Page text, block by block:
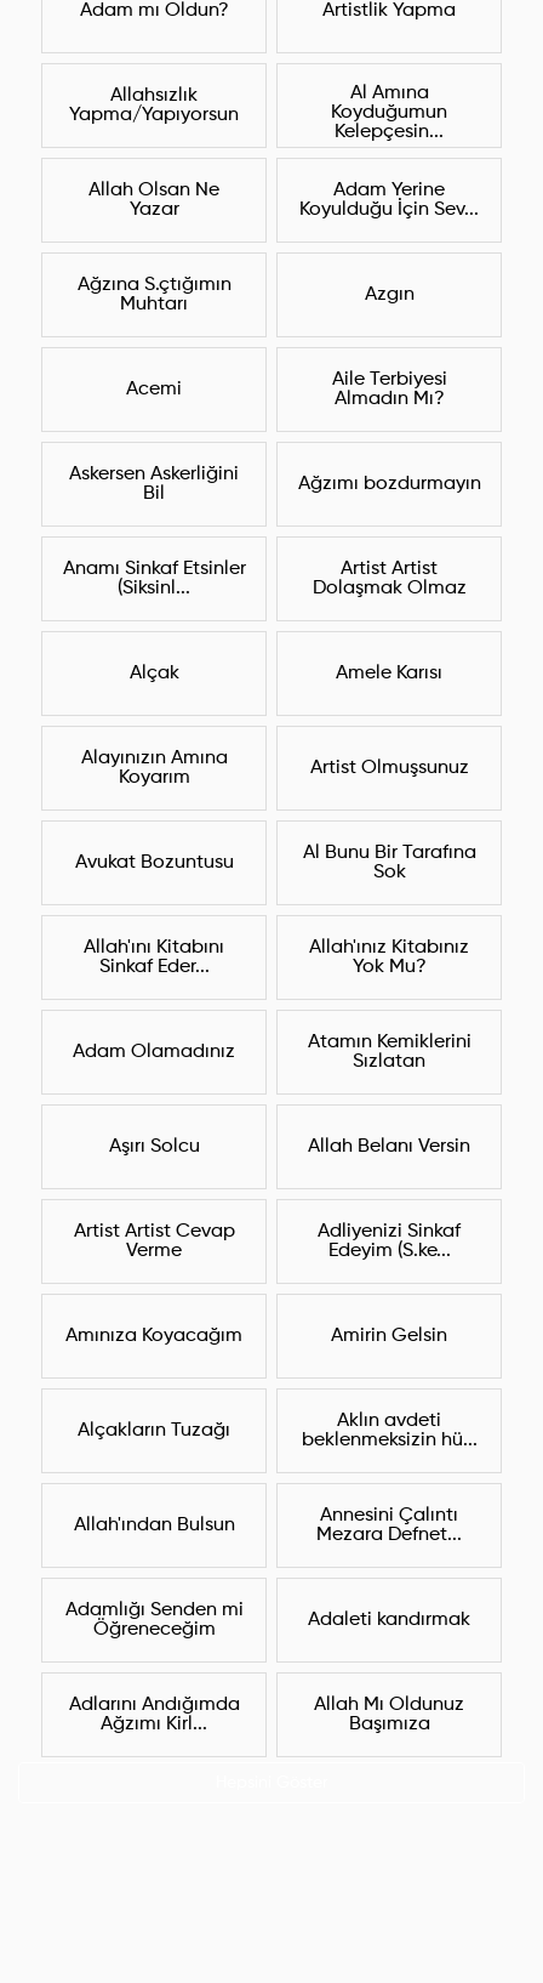
Adam mı Oldun? Artistlik Yapma
Allahsızlık
Yapma/Yapıyorsun
Al Amına
Koyduğumun
Kelepçesin...
Allah Olsan Ne
Yazar
Adam Yerine
Koyulduğu İçin Sev...
Ağzına S.çtığımın
Muhtarı
Azgın
Acemi
Aile Terbiyesi
Almadın Mı?
Askersen Askerliğini
Bil
Ağzımı bozdurmayın
Anamı Sinkaf Etsinler
(Siksinl...
Artist Artist
Dolaşmak Olmaz
Alçak Amele Karısı
Alayınızın Amına
Koyarım
Artist Olmuşsunuz
Avukat Bozuntusu
Al Bunu Bir Tarafına
Sok
Allah'ını Kitabını
Sinkaf Eder...
Allah'ınız Kitabınız
Yok Mu?
Adam Olamadınız
Atamın Kemiklerini
Sızlatan
Aşırı Solcu Allah Belanı Versin
Artist Artist Cevap
Verme
Adliyenizi Sinkaf
Edeyim (S.ke...
Amınıza Koyacağım Amirin Gelsin
Alçakların Tuzağı
Aklın avdeti
beklenmeksizin hü...
Allah'ından Bulsun
Annesini Çalıntı
Mezara Defnet...
Adamlığı Senden mi
Öğreneceğim
Adaleti kandırmak
Adlarını Andığımda
Ağzımı Kirl...
Allah Mı Oldunuz
Başımıza